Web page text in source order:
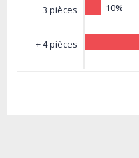
3 pièces
+ 4 pièces
10%